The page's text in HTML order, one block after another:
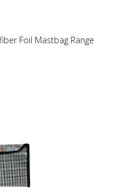
Foil Mastbag Range